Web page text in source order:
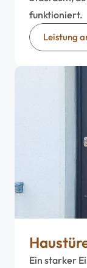
funktioniert.
Leistung
Ein starker